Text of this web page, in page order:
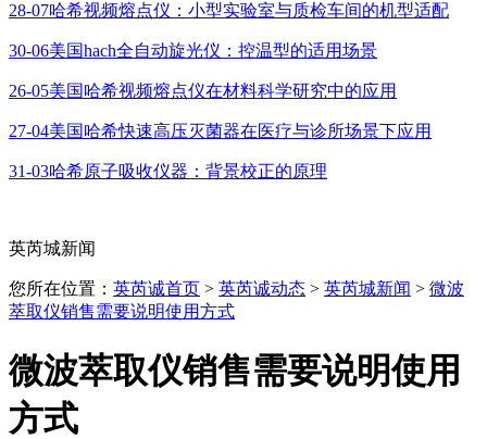
28-07哈希视频熔点仪：小型实验室与质检车间的机型适配
30-06美国hach全自动旋光仪：控温型的适用场景
26-05美国哈希视频熔点仪在材料科学研究中的应用
27-04美国哈希快速高压灭菌器在医疗与诊所场景下应用
31-03哈希原子吸收仪器：背景校正的原理
英芮城新闻
您所在位置： 英芮诚首页 > 英芮诚动态 > 英芮城新闻 > 微波
萃取仪销售需要说明使用方式
微波萃取仪销售需要说明使用
方式